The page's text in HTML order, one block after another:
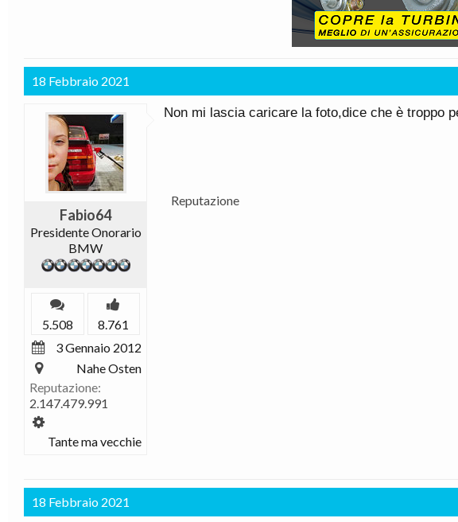
18 Febbraio 2021
Fabio64
Presidente Onorario
BMW
5.508
8.761
3 Gennaio 2012
Nahe Osten
Reputazione:
2.147.479.991
Tante ma vecchie
Non mi lascia caricare la foto,dice che è troppo
Reputazione
18 Febbraio 2021